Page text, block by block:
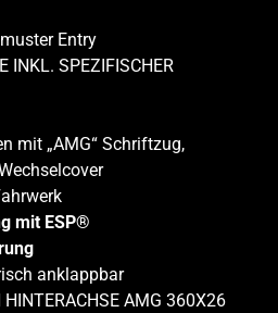
Entry
INKL. SPEZIFISCHER
mit „AMG“ Schriftzug,
mit ESP®
anklappbar
HINTERACHSE AMG 360X26